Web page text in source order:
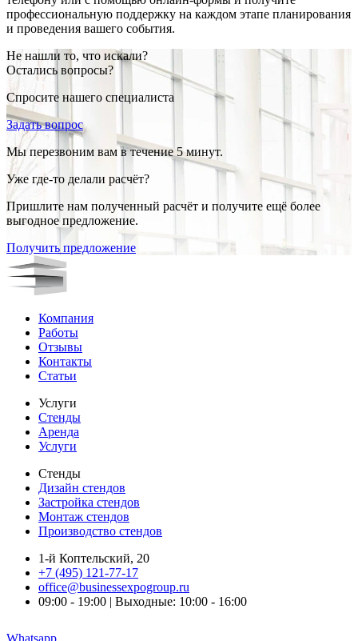
профессиональную поддержку на каждом этапе планирования
и проведения вашего события.
Не нашли то, что искали?
Остались вопросы?
Спросите нашего специалиста
Задать вопрос
Мы перезвоним вам в течение 5 минут.
Уже где-то делали расчёт?
Пришлите нам полученный расчёт и получите ещё более
выгодное предложение.
Получить предложение
Компания
Работы
Отзывы
Контакты
Статьи
Услуги
Стенды
Аренда
Услуги
Стенды
Дизайн стендов
Застройка стендов
Монтаж стендов
Производство стендов
1-й Коптельский, 20
+7 (495) 121-77-17
office@businessexpogroup.ru
09:00 - 19:00 | Выходные: 10:00 - 16:00
Whatsapp